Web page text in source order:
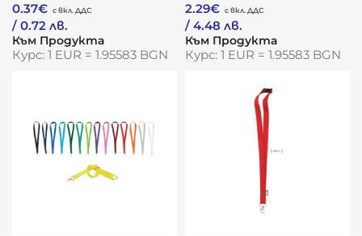
0.37€
/ 0.72 лв.
Към Продукта
Курс: 1 EUR = 1.95583 BGN
2.29€
/ 4.48 лв.
Към Продукта
Курс: 1 EUR = 1.95583 BGN